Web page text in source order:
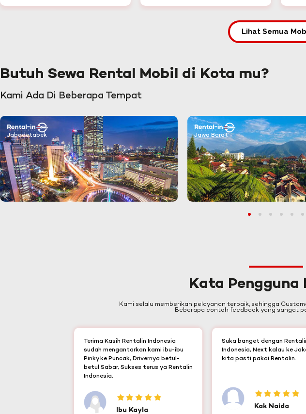
Lihat Semua
Butuh Sewa Rental Mobil di Kota mu?
Kami Ada Di Beberapa Tempat
Jabodetabek Jawa Barat
3 4 5 6
Kata Pengguna
Kami selalu memberikan pelayanan terbaik, sehingga
Beberapa contoh feedback yang sangat
Terima Kasih Rentalin Indonesia
sudah mengantarkan kami ibu-ibu
Pinky ke Puncak, Drivernya betul-
betul Sabar, Sukses terus ya Rentalin
Indonesia.
Ibu Kayla
Suka banget dengan
Indonesia, Next kalau ke
kita pasti pakai Rentalin.
Kak Naida